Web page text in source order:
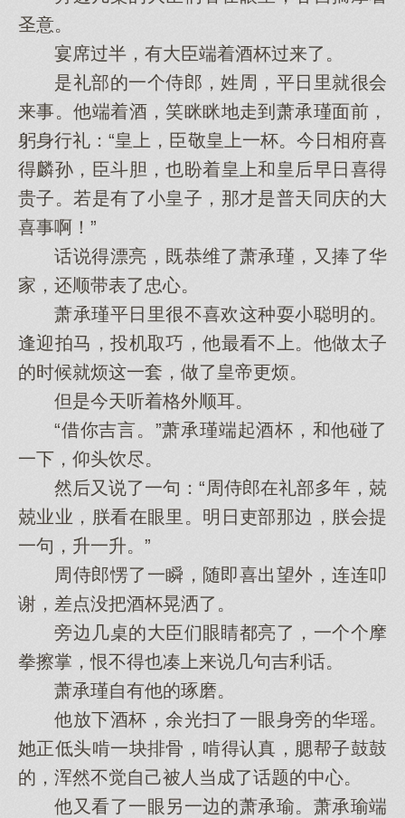
圣意。
宴席过半，有大臣端着酒杯过来了。
是礼部的一个侍郎，姓周，平日里就很会
来事。他端着酒，笑眯眯地走到萧承瑾面前，
躬身行礼：“皇上，臣敬皇上一杯。今日相府喜
得麟孙，臣斗胆，也盼着皇上和皇后早日喜得
贵子。若是有了小皇子，那才是普天同庆的大
喜事啊！”
话说得漂亮，既恭维了萧承瑾，又捧了华
家，还顺带表了忠心。
萧承瑾平日里很不喜欢这种耍小聪明的。
逢迎拍马，投机取巧，他最看不上。他做太子
的时候就烦这一套，做了皇帝更烦。
但是今天听着格外顺耳。
“借你吉言。”萧承瑾端起酒杯，和他碰了
一下，仰头饮尽。
然后又说了一句：“周侍郎在礼部多年，兢
兢业业，朕看在眼里。明日吏部那边，朕会提
一句，升一升。”
周侍郎愣了一瞬，随即喜出望外，连连叩
谢，差点没把酒杯晃洒了。
旁边几桌的大臣们眼睛都亮了，一个个摩
拳擦掌，恨不得也凑上来说几句吉利话。
萧承瑾自有他的琢磨。
他放下酒杯，余光扫了一眼身旁的华瑶。
她正低头啃一块排骨，啃得认真，腮帮子鼓鼓
的，浑然不觉自己被人当成了话题的中心。
他又看了一眼另一边的萧承瑜。萧承瑜端